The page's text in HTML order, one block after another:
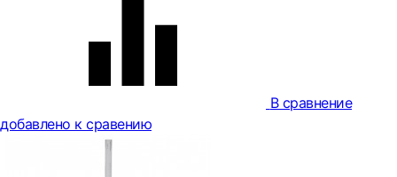
В сравнение
добавлено к сравению